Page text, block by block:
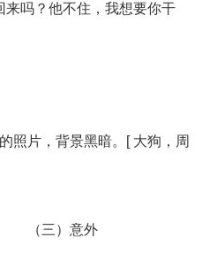
来吗？他不住，我想要你干
片，背景黑暗。[ 大狗，周
外